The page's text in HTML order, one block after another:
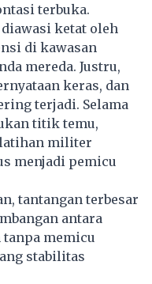
terbuka.
ketat oleh
di kawasan
mereda. Justru,
keras, dan
terjadi. Selama
titik temu,
militer
menjadi pemicu
tantangan terbesar
antara
memicu
stabilitas